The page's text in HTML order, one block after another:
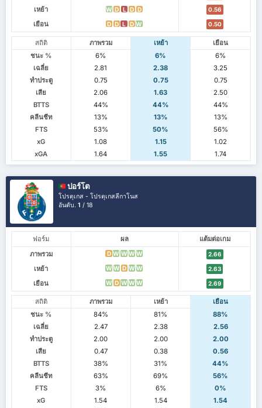
เหย้า W D L D D 0.56
เยือน D D L D W 0.50
สถิติ ภาพรวม เหย้า
เยือน
ชนะ %
6% 6%
6%
เฉลี่ย
2.81 2.38
3.25
ทำประตู
0.75 0.75
0.75
เสีย
2.06 1.63
2.50
BTTS
44% 44%
44%
คลีนชีท
13% 13%
13%
FTS
53% 50%
56%
xG
1.08 1.15
1.02
xGA
1.64 1.55 1.74
ปอร์โต
โปรตุเกส - โปรตุเกสลีกาโนส
อันดับ.1 / 18
ฟอร์ม ผล
แต้มต่อเกม
ภาพรวม
D W W W W 2.66
เหย้า W W D W W 2.63
เยือน W D W W W 2.69
สถิติ ภาพรวม เหย้า
เยือน
ชนะ %
84% 81%
88%
เฉลี่ย
2.47 2.38
2.56
ทำประตู
2.00 2.00
2.00
เสีย
0.47 0.38
0.56
BTTS
38% 31%
44%
คลีนชีท
63% 69%
56%
FTS
3% 6%
0%
xG
1.54 1.54
1.54